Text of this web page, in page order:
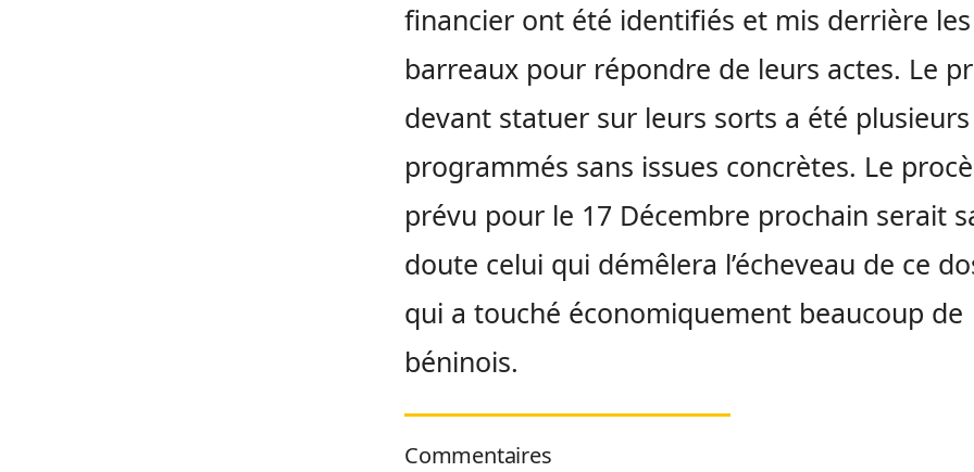
financier ont été identifiés et mis derrière les
barreaux pour répondre de leurs actes. Le
devant statuer sur leurs sorts a été
programmés sans issues concrètes. Le
prévu pour le 17 Décembre prochain serait
doute celui qui démêlera l’écheveau de ce
qui a touché économiquement beaucoup de
béninois.
Commentaires